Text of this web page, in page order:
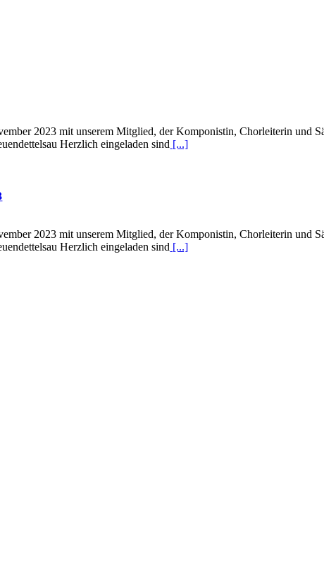
2023 mit unserem Mitglied, der Komponistin, Chorleiterin und
Herzlich eingeladen sind [...]
2023 mit unserem Mitglied, der Komponistin, Chorleiterin und
Herzlich eingeladen sind [...]